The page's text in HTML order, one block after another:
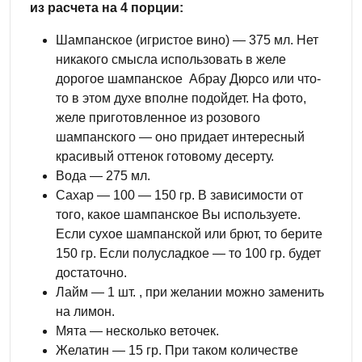
из расчета на 4 порции:
Шампанское (игристое вино) — 375 мл. Нет
никакого смысла использовать в желе
дорогое шампанское Абрау Дюрсо или что-
то в этом духе вполне подойдет. На фото,
желе приготовленное из розового
шампанского — оно придает интересный
красивый оттенок готовому десерту.
Вода — 275 мл.
Сахар — 100 — 150 гр. В зависимости от
того, какое шампанское Вы используете.
Если сухое шампанской или брют, то берите
150 гр. Если полусладкое — то 100 гр. будет
достаточно.
Лайм — 1 шт. , при желании можно заменить
на лимон.
Мята — несколько веточек.
Желатин — 15 гр. При таком количестве